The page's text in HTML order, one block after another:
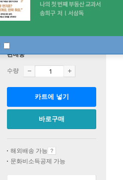
판매중
수량
카트에 넣기
바로구매
해외배송 가능
문화비소득공제 가능